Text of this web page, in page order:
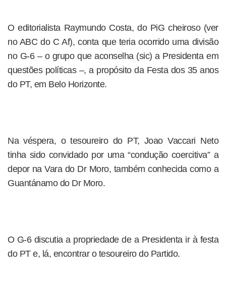
O editorialista Raymundo Costa, do PiG cheiroso (ver
no ABC do C Af), conta que teria ocorrido uma divisão
no G-6 – o grupo que aconselha (sic) a Presidenta em
questões políticas –, a propósito da Festa dos 35 anos
do PT, em Belo Horizonte.
Na véspera, o tesoureiro do PT, Joao Vaccari Neto
tinha sido convidado por uma “condução coercitiva” a
depor na Vara do Dr Moro, também conhecida como a
Guantánamo do Dr Moro.
O G-6 discutia a propriedade de a Presidenta ir à festa
do PT e, lá, encontrar o tesoureiro do Partido.